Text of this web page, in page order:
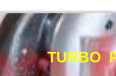
TURBO